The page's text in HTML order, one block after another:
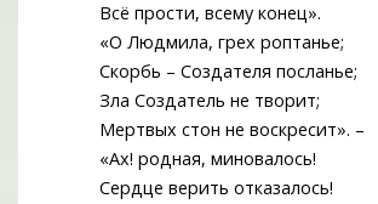
Всё прости, всему конец».
«О Людмила, грех роптанье;
Скорбь – Создателя посланье;
Зла Создатель не творит;
Мертвых стон не воскресит». –
«Ах! родная, миновалось!
Сердце верить отказалось!